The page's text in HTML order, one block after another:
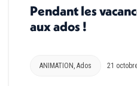
Pendant les
aux ados !
ANIMATION Ados 21